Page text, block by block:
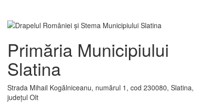
Primăria Municipiului
Slatina
Strada Mihail Kogălniceanu, numărul 1, cod 230080, Slatina,
județul Olt